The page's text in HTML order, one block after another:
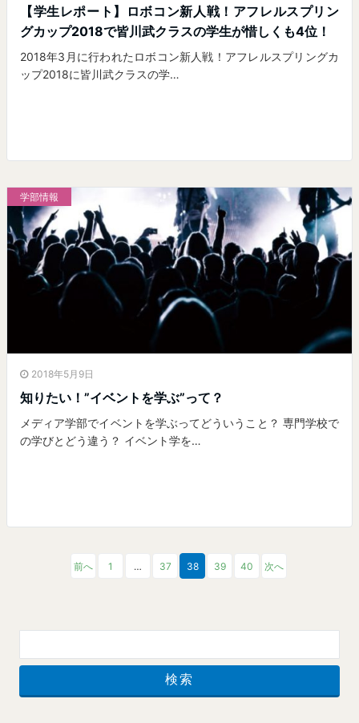
【学生レポート】ロボコン新人戦！アフレルスプリン
グカップ2018で皆川武クラスの学生が惜しくも4位！
2018年3月に行われたロボコン新人戦！アフレルスプリングカ
ップ2018に皆川武クラスの学…
学部情報
2018年5月9日
知りたい！”イベントを学ぶ”って？
メディア学部でイベントを学ぶってどういうこと？ 専門学校で
の学びとどう違う？ イベント学を…
前へ 1 … 37 38 39 40 次へ